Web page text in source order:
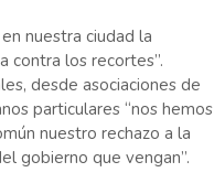
nuestra ciudad la
contra los recortes”.
desde asociaciones de
particulares “nos hemos
nuestro rechazo a la
gobierno que vengan”.